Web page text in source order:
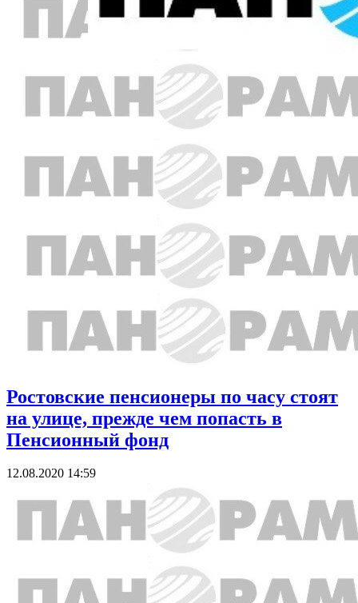
Ростовские пенсионеры по часу стоят
на улице, прежде чем попасть в
Пенсионный фонд
12.08.2020 14:59